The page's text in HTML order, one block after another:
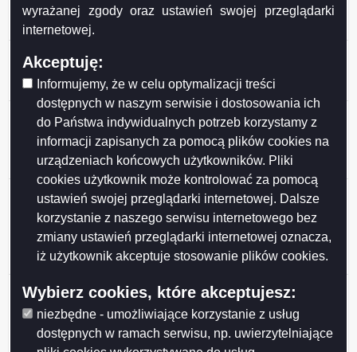
wyrażanej zgody oraz ustawień swojej przeglądarki
internetowej.
Akceptuję:
Informujemy, że w celu optymalizacji treści
dostępnych w naszym serwisie i dostosowania ich
do Państwa indywidualnych potrzeb korzystamy z
informacji zapisanych za pomocą plików cookies na
urządzeniach końcowych użytkowników. Pliki
cookies użytkownik może kontrolować za pomocą
ustawień swojej przeglądarki internetowej. Dalsze
korzystanie z naszego serwisu internetowego bez
zmiany ustawień przeglądarki internetowej oznacza,
iż użytkownik akceptuje stosowanie plików cookies.
Wybierz cookies, które akceptujesz:
niezbędne - umożliwiające korzystanie z usług
dostępnych w ramach serwisu, np. uwierzytelniające
Informacja o zamiarze zakupu węgla dla gospodarstw
domowych mieszkańców miasta Suwałki.
AGP-RU Ogłoszenie o przystąpieniu do sporządzenia
mpzp terenu ograniczonego ulicami: Utratą, Sportową,
Walerego Romana i terenem kolejowym w Suwałkach
AGP-RU Ogłoszenie o przystąpieniu do sporządzenia
mpzp terenu centrum handlowego „Suwałki Plaza”
wraz z przyległymi ulicami: Generała Józefa
Dwernickiego i Teofila Noniewicza w Suwałkach
Obwieszczenie o wydaniu postanowienia o
zawieszeniu postępowania w sprawie wydania decyzji
o środowiskowych uwarunkowaniach dla
przedsięwzięcia polegającego na budowie fabryki płyt
drewnopochodnych MDF i HDF
Obwieszczenie o wydaniu postanowienia
stwierdzającego obowiązek przeprowadzenia oceny
oddziaływania na środowisko dla przedsięwzięcia
polegającego na budowie fabryki płyt